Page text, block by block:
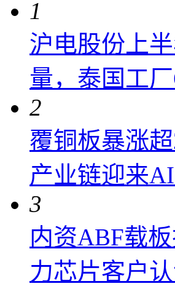
1
沪电股份上
量，泰国工
2
覆铜板暴涨
产业链迎来
3
内资ABF载
力芯片客户